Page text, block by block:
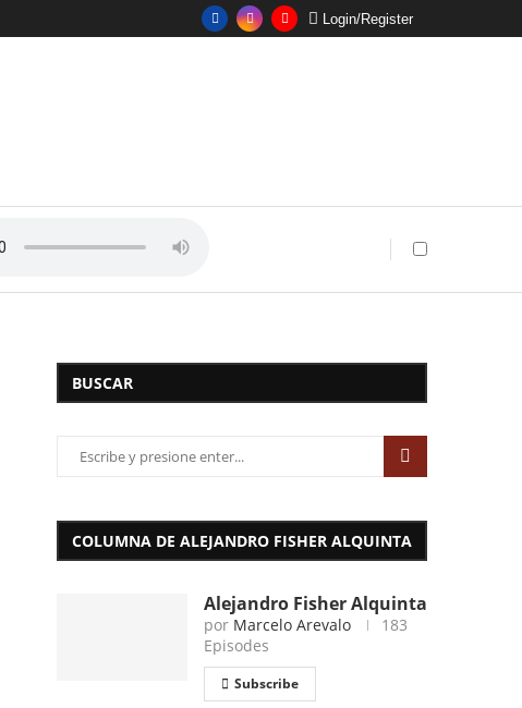
Login/Register
BUSCAR
COLUMNA DE ALEJANDRO FISHER ALQUINTA
Alejandro Fisher Alquinta
por Marcelo Arevalo
183
Episodes
Subscribe